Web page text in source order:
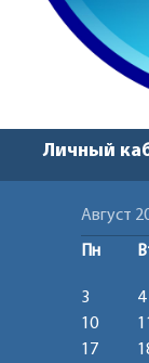
Личный
Август
Пн
3
4
10
11
17